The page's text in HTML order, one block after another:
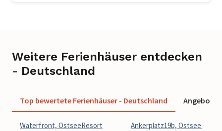
Weitere Ferienhäuser entdecken
- Deutschland
Top bewertete Ferienhäuser - Deutschland Angebote
Waterfront, OstseeResort
Ankerplatz19b, OstseeResort